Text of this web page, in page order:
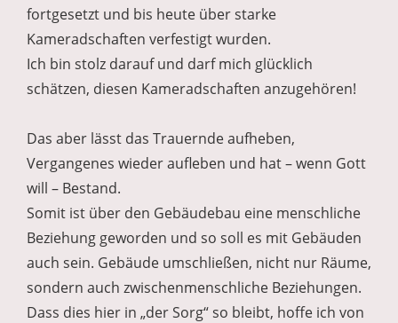
fortgesetzt und bis heute über starke
Kameradschaften verfestigt wurden.
Ich bin stolz darauf und darf mich glücklich
schätzen, diesen Kameradschaften anzugehören!
Das aber lässt das Trauernde aufheben,
Vergangenes wieder aufleben und hat – wenn Gott
will – Bestand.
Somit ist über den Gebäudebau eine menschliche
Beziehung geworden und so soll es mit Gebäuden
auch sein. Gebäude umschließen, nicht nur Räume,
sondern auch zwischenmenschliche Beziehungen.
Dass dies hier in „der Sorg“ so bleibt, hoffe ich von